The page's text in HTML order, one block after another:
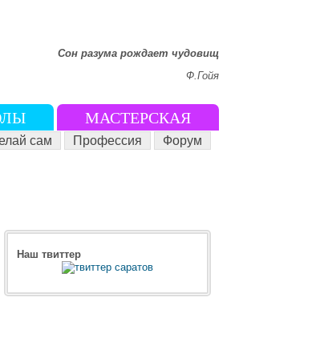
Сон разума рождает чудовищ
Ф.Гойя
МАСТЕРСКАЯ
сам Профессия Форум
Наш твиттер